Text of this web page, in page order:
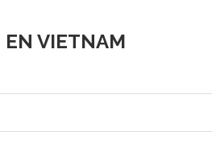
EN VIETNAM